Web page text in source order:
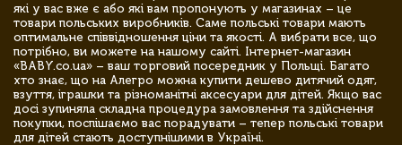
які у вас вже є або які вам пропонують у магазинах – це
товари польських виробників. Саме польські товари мають
оптимальне співвідношення ціни та якості. А вибрати все, що
потрібно, ви можете на нашому сайті. Інтернет-магазин
«BABY.co.ua» – ваш торговий посередник у Польщі. Багато
хто знає, що на Алегро можна купити дешево дитячий одяг,
взуття, іграшки та різноманітні аксесуари для дітей. Якщо вас
досі зупиняла складна процедура замовлення та здійснення
покупки, поспішаємо вас порадувати – тепер польські товари
для дітей стають доступнішими в Україні.